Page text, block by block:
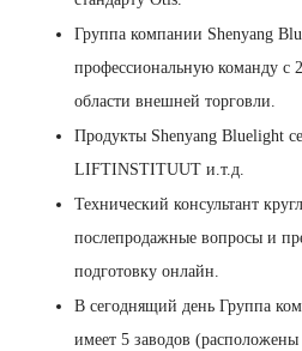
Группа компании Shenyang
профессиональную команду с
области внешней торговли.
Продукты Shenyang Bluelight
LIFTINSTITUUT и.т.д.
Технический консультант
послепродажные вопросы и
подготовку онлайн.
В сегоднящий день Группа
имеет 5 заводов